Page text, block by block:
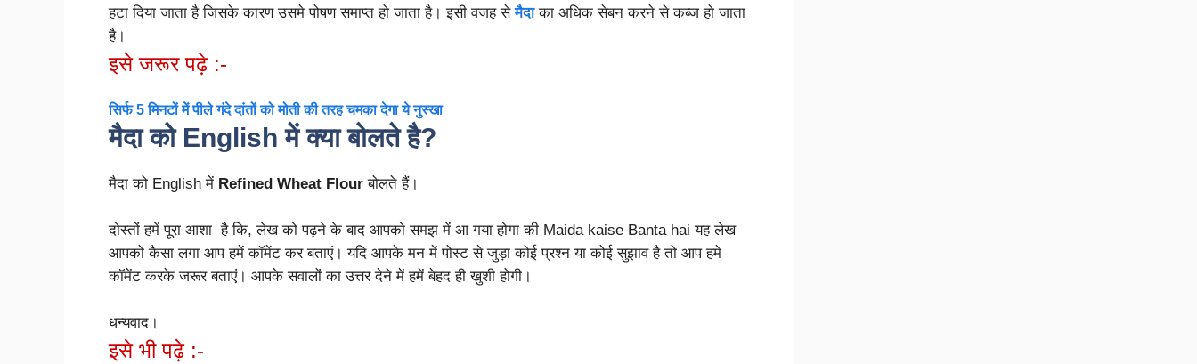
हटा दिया जाता है जिसके कारण उसमे पोषण समाप्त हो जाता है। इसी वजह सेमैदाका अधिक सेबन करने से कब्ज हो जाता
है।
इसे जरूर पढ़े :-
सिर्फ 5 मिनटों में पीले गंदे दांतों को मोती की तरह चमका देगा ये नुस्खा
मैदा को English में क्या बोलते है?
मैदा को English में Refined Wheat Flour बोलते हैं।
दोस्तों हमें पूरा आशा है कि, लेख को पढ़ने के बाद आपको समझ में आ गया होगा की Maida kaise Banta hai यह लेख
आपको कैसा लगा आप हमें कॉमेंट कर बताएं। यदि आपके मन में पोस्ट से जुड़ा कोई प्रश्न या कोई सुझाव है तो आप हमे
कॉमेंट करके जरूर बताएं। आपके सवालों का उत्तर देने में हमें बेहद ही खुशी होगी।
धन्यवाद।
इसे भी पढ़े :-